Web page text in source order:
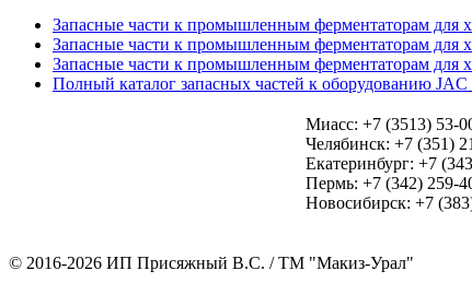
Запасные части к промышленным ферментаторам для
Запасные части к промышленным ферментаторам для
Запасные части к промышленным ферментаторам для
Полный каталог запасных частей к оборудованию JAC
Миасс: +7 (3513) 53-
Челябинск: +7 (351)
Екатеринбург: +7
Пермь: +7 (342) 259-
Новосибирск: +7
© 2016-2026 ИП Присяжный В.С. / ТМ "Макиз-Урал"